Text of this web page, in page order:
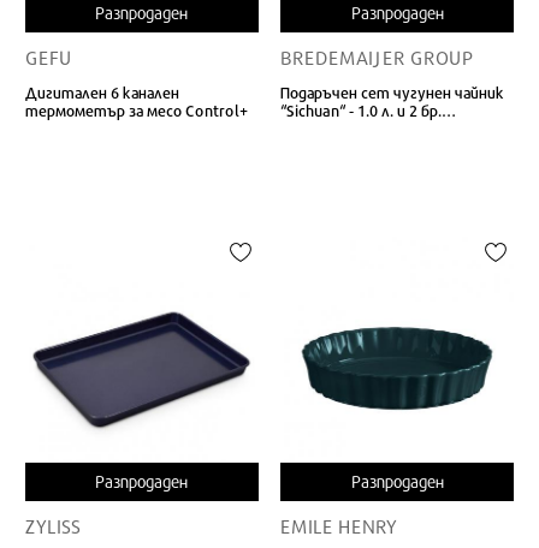
Разпродаден
GEFU
Дигитален 6 канален
термометър за месо Control+
Разпродаден
BREDEMAIJER GROUP
Подаръчен сет чугунен чайник
“Sichuan“ - 1.0 л. и 2 бр.
Разпродаден
ZYLISS
Разпродаден
EMILE HENRY